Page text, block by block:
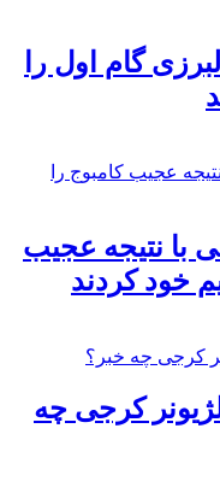
گام اول را
با نتیجه عجیب
خود کردند
کرجی چه